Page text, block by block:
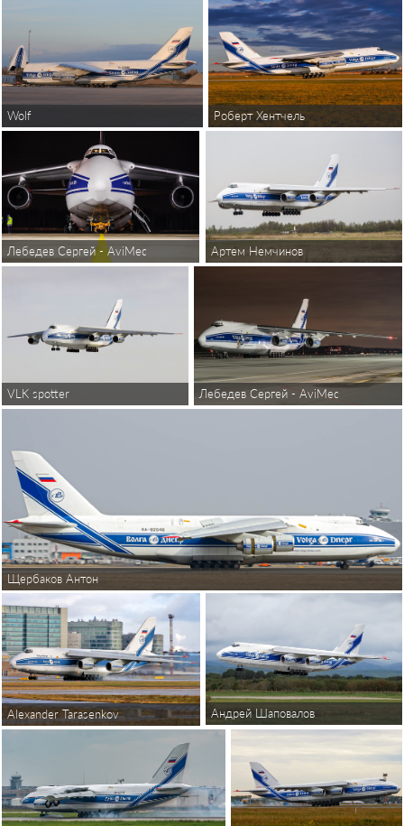
Wolf Роберт Хентчель
Лебедев Сергей - AviMedia Артем Немчинов
VLK spotter Лебедев Сергей - AviMedia
Щербаков Антон
Alexander Tarasenkov Андрей Шаповалов